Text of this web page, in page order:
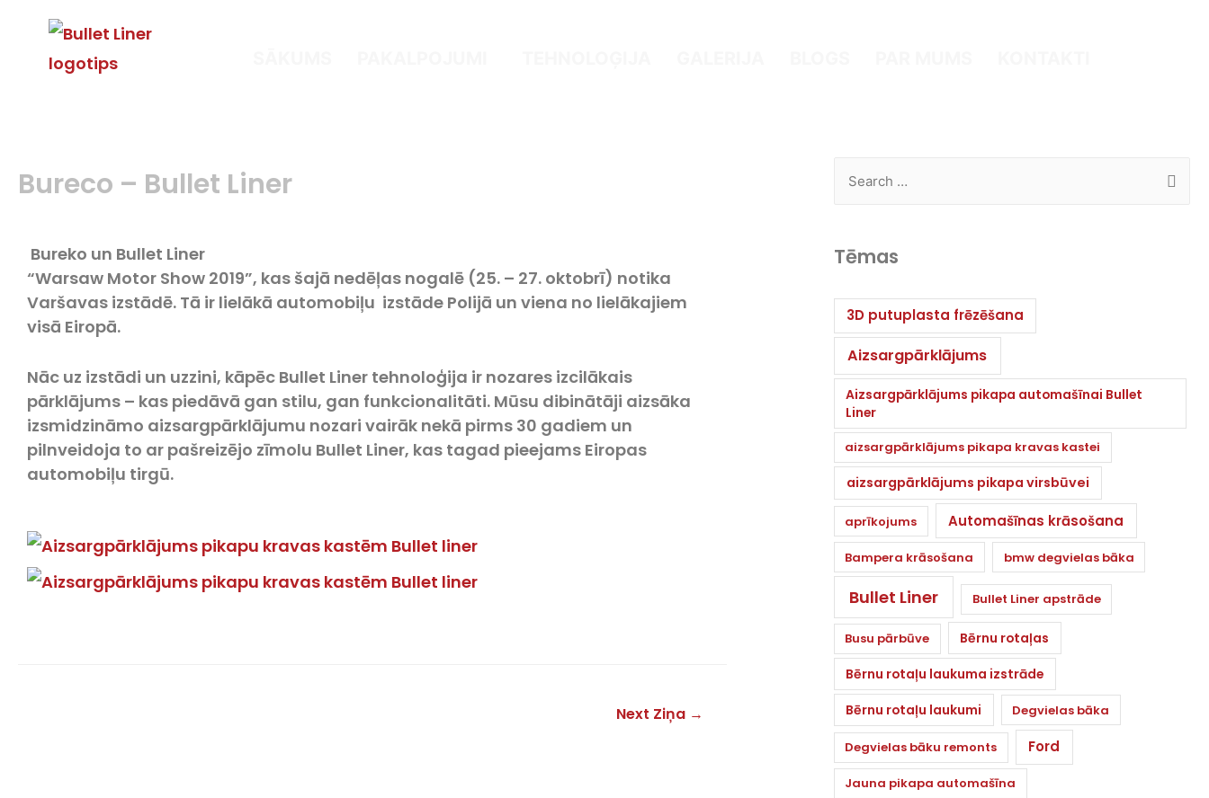
Bureco – Bullet Liner
Bureko un Bullet Liner
“Warsaw Motor Show 2019”, kas šajā nedēļas nogalē (25. – 27. oktobrī) notika
Varšavas izstādē. Tā ir lielākā automobiļu izstāde Polijā un viena no lielākajiem
visā Eiropā.
Nāc uz izstādi un uzzini, kāpēc Bullet Liner tehnoloģija ir nozares izcilākais
pārklājums – kas piedāvā gan stilu, gan funkcionalitāti. Mūsu dibinātāji aizsāka
izsmidzināmo aizsargpārklājumu nozari vairāk nekā pirms 30 gadiem un
pilnveidoja to ar pašreizējo zīmolu Bullet Liner, kas tagad pieejams Eiropas
automobiļu tirgū.
Next Ziņa →
Tēmas
3D putuplasta frēzēšana
Aizsargpārklājums
Aizsargpārklājums pikapa automašīnai Bullet
Liner
aizsargpārklājums pikapa kravas kastei
aizsargpārklājums pikapa virsbūvei
aprīkojums Automašīnas krāsošana
Bampera krāsošana bmw degvielas bāka
Bullet Liner Bullet Liner apstrāde
Busu pārbūve
Bērnu rotaļas
Bērnu rotaļu laukuma izstrāde
Bērnu rotaļu laukumi
Degvielas bāka
Degvielas bāku remonts Ford
Jauna pikapa automašīna